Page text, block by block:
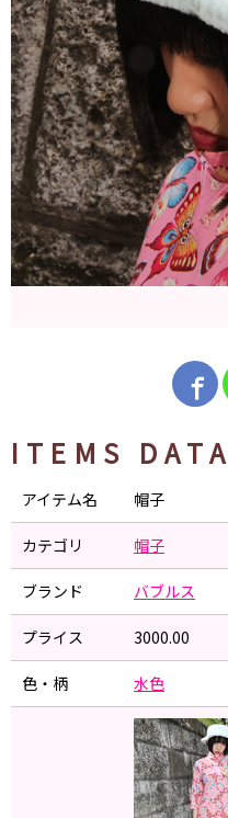
ITEMS DATA
アイテム名 帽子
カテゴリ 帽子
ブランド バブルス
プライス 3000.00
色・柄 水色